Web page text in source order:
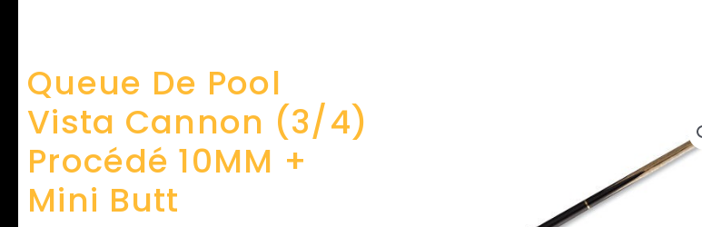
Queue De Pool
Vista Cannon (3/4)
Procédé 10MM +
Mini Butt